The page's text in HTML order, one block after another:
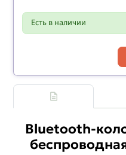
Есть в наличии
Вluеtооth-